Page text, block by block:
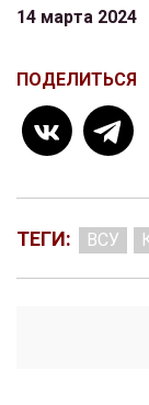
14 марта 2024
ПОДЕЛИТЬСЯ
ТЕГИ: ВСУ